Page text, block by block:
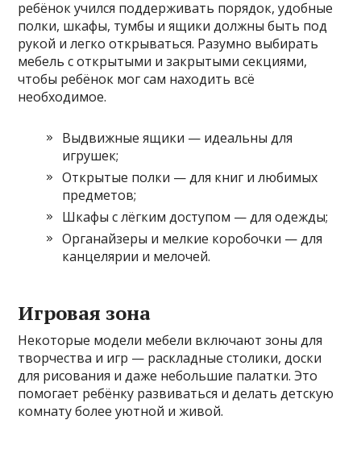
ребёнок учился поддерживать порядок, удобные
полки, шкафы, тумбы и ящики должны быть под
рукой и легко открываться. Разумно выбирать
мебель с открытыми и закрытыми секциями,
чтобы ребёнок мог сам находить всё
необходимое.
Выдвижные ящики — идеальны для
игрушек;
Открытые полки — для книг и любимых
предметов;
Шкафы с лёгким доступом — для одежды;
Органайзеры и мелкие коробочки — для
канцелярии и мелочей.
Игровая зона
Некоторые модели мебели включают зоны для
творчества и игр — раскладные столики, доски
для рисования и даже небольшие палатки. Это
помогает ребёнку развиваться и делать детскую
комнату более уютной и живой.